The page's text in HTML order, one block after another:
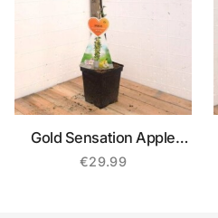
Gold Sensation Apple
Columnar Tree
€29.99